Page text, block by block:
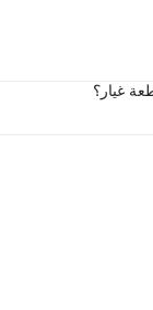
غيار؟